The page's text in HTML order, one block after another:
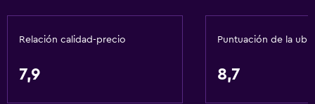
Acondicionador
Relación calidad-precio
7,9
Puntuación de la
8,7